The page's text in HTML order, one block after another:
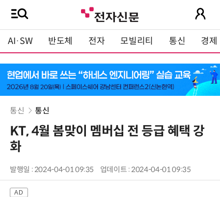
AI·SW 반도체 전자 모빌리티 통신 경제
통신 통신
KT, 4월 봄맞이 멤버십 전 등급 혜택 강
화
발행일 : 2024-04-01 09:35 업데이트 : 2024-04-01 09:35